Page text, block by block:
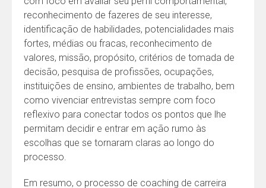
reconhecimento de fazeres de seu interesse,
identificação de habilidades, potencialidades mais
fortes, médias ou fracas, reconhecimento de
valores, missão, propósito, critérios de tomada de
decisão, pesquisa de profissões, ocupações,
instituições de ensino, ambientes de trabalho, bem
como vivenciar entrevistas sempre com foco
reflexivo para conectar todos os pontos que lhe
permitam decidir e entrar em ação rumo às
escolhas que se tornaram claras ao longo do
processo.
Em resumo, o processo de coaching de carreira